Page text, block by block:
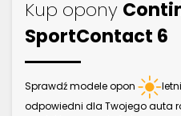
Kup opony
SportContact 6
Sprawdź modele opon
odpowiedni dla Twojego auta